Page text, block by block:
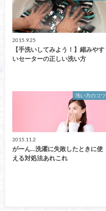
2015.9.25
【手洗いしてみよう！】縮みやす
いセーターの正しい洗い方
洗い方のコツ
2015.11.2
がーん…洗濯に失敗したときに使
える対処法あれこれ